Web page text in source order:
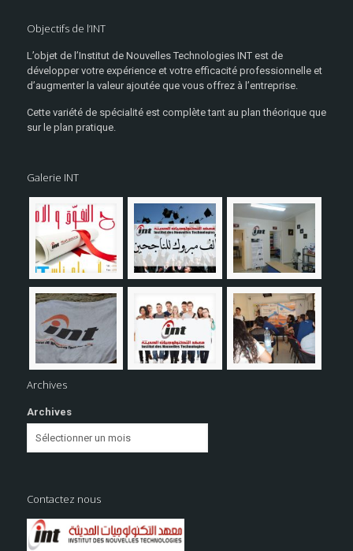
Objectifs de l’INT
L’objet de l’Institut de Nouvelles Technologies INT est de
développer votre expérience et votre efficacité professionnelle et
d’augmenter la valeur ajoutée que vous offrez à l’entreprise.
Cette variété de spécialité est complète tant au plan théorique que
sur le plan pratique.
Galerie INT
Archives
Archives
Contactez nous